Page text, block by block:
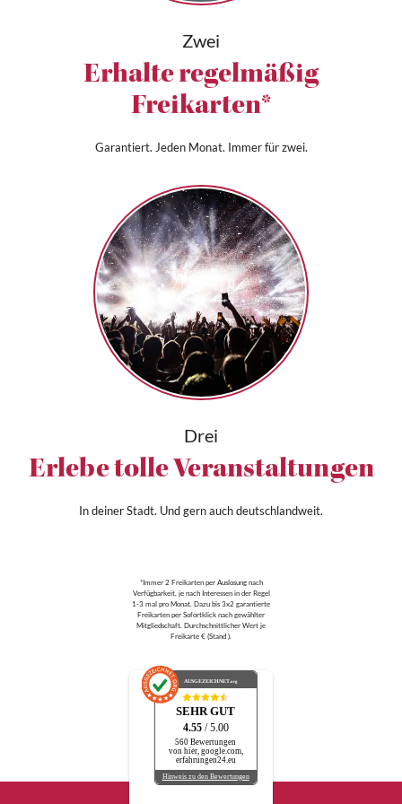
Zwei
Erhalte regelmäßig
Freikarten*
Garantiert. Jeden Monat. Immer für zwei.
Drei
Erlebe tolle Veranstaltungen
In deiner Stadt. Und gern auch deutschlandweit.
*Immer 2 Freikarten per Auslosung nach
Verfügbarkeit, je nach Interessen in der Regel
1-3 mal pro Monat. Dazu bis 3x2 garantierte
Freikarten per Sofortklick nach gewählter
Mitgliedschaft. Durchschnittlicher Wert je
Freikarte € (Stand ).
AUSGEZEICHNET.org
SEHR GUT
4.55 / 5.00
560 Bewertungen
von hier, google.com,
erfahrungen24.eu
Hinweis zu den Bewertungen